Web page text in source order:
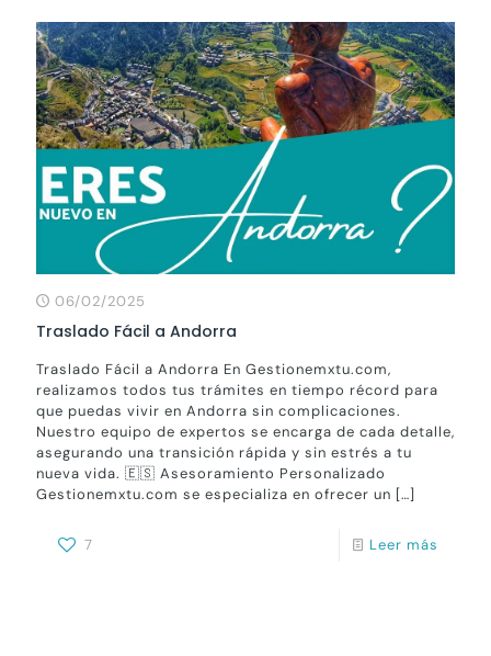
06/02/2025
Traslado Fácil a Andorra
Traslado Fácil a Andorra En Gestionemxtu.com,
realizamos todos tus trámites en tiempo récord para
que puedas vivir en Andorra sin complicaciones.
Nuestro equipo de expertos se encarga de cada detalle,
asegurando una transición rápida y sin estrés a tu
nueva vida. 🇪🇸 Asesoramiento Personalizado
Gestionemxtu.com se especializa en ofrecer un […]
7 Leer más